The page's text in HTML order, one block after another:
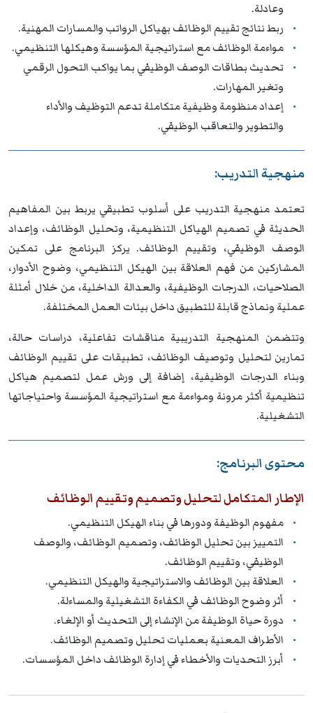
وعادلة.
ربط نتائج تقييم الوظائف بهياكل الرواتب والمسارات المهنية.
مواءمة الوظائف مع استراتيجية المؤسسة وهيكلها التنظيمي.
تحديث بطاقات الوصف الوظيفي بما يواكب التحول الرقمي
وتغير المهارات.
إعداد منظومة وظيفية متكاملة تدعم التوظيف والأداء
والتطوير والتعاقب الوظيفي.
منهجية التدريب:
تعتمد منهجية التدريب على أسلوب تطبيقي يربط بين المفاهيم
الحديثة في تصميم الهياكل التنظيمية، وتحليل الوظائف، وإعداد
الوصف الوظيفي، وتقييم الوظائف. يركز البرنامج على تمكين
المشاركين من فهم العلاقة بين الهيكل التنظيمي، وضوح الأدوار،
الصلاحيات، الدرجات الوظيفية، والعدالة الداخلية، من خلال أمثلة
عملية ونماذج قابلة للتطبيق داخل بيئات العمل المختلفة.
وتتضمن المنهجية التدريبية مناقشات تفاعلية، دراسات حالة،
تمارين لتحليل وتوصيف الوظائف، تطبيقات على تقييم الوظائف
وبناء الدرجات الوظيفية، إضافة إلى ورش عمل لتصميم هياكل
تنظيمية أكثر مرونة ومواءمة مع استراتيجية المؤسسة واحتياجاتها
التشغيلية.
محتوى البرنامج:
الإطار المتكامل لتحليل وتصميم وتقييم الوظائف
مفهوم الوظيفة ودورها في بناء الهيكل التنظيمي.
التمييز بين تحليل الوظائف، وتصميم الوظائف، والوصف
الوظيفي، وتقييم الوظائف.
العلاقة بين الوظائف والاستراتيجية والهيكل التنظيمي.
أثر وضوح الوظائف في الكفاءة التشغيلية والمساءلة.
دورة حياة الوظيفة من الإنشاء إلى التحديث أو الإلغاء.
الأطراف المعنية بعمليات تحليل وتصميم الوظائف.
أبرز التحديات والأخطاء في إدارة الوظائف داخل المؤسسات.